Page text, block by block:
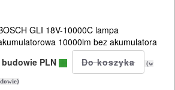
GLI 18V-10000C lampa
10000lm bez akumulatora
budowie PLN
(w